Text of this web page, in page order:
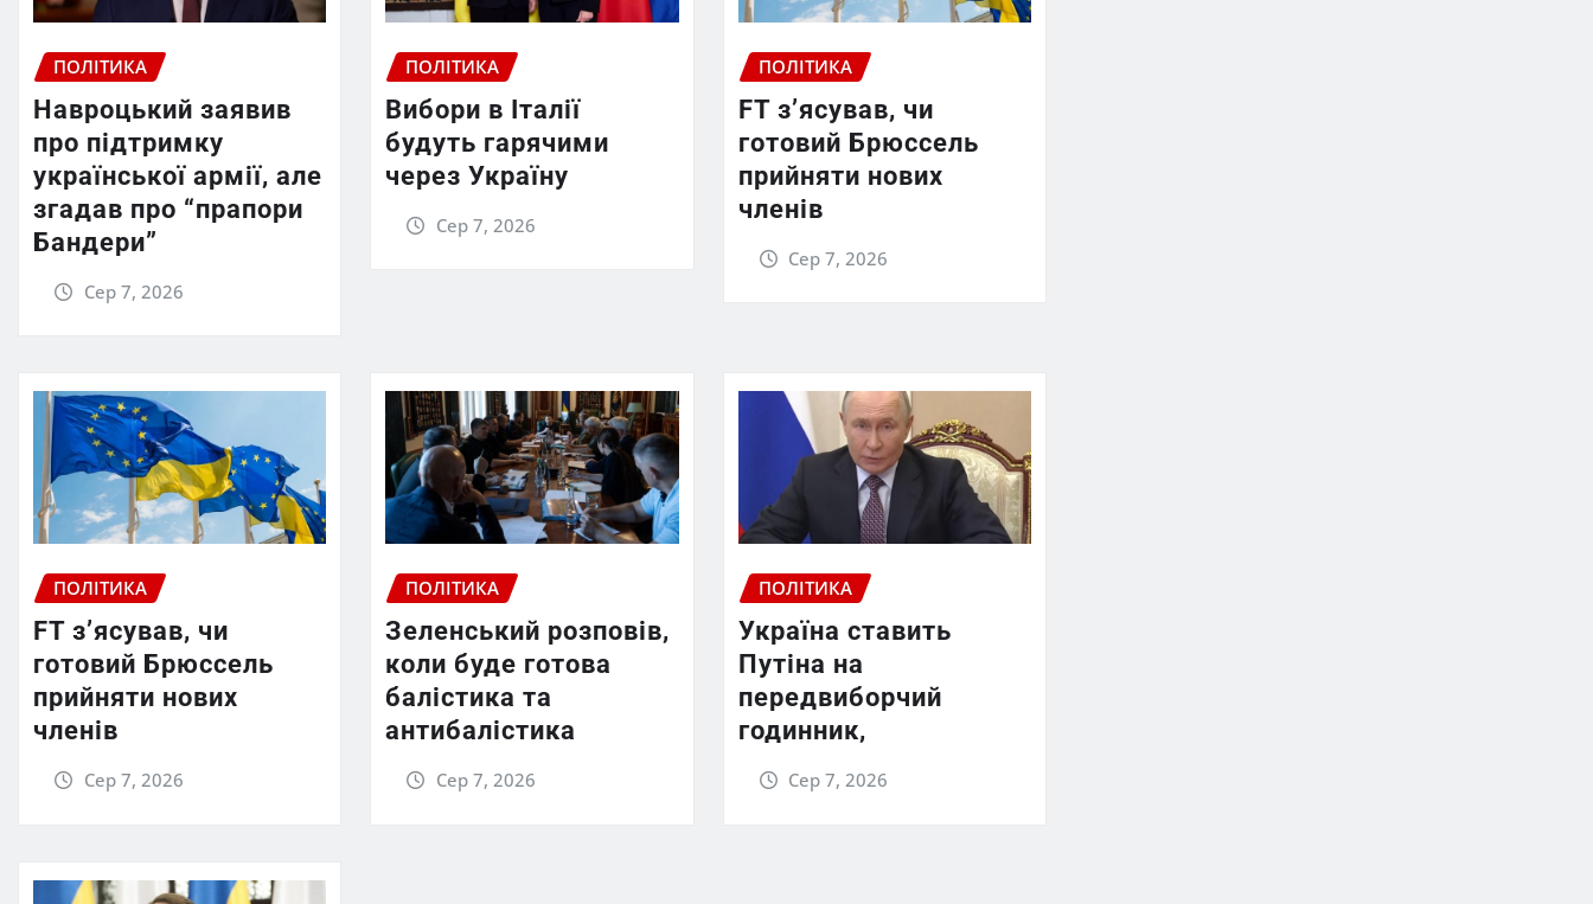
ПОЛІТИКА
Навроцький заявив
про підтримку
української армії, але
згадав про “прапори
Бандери”
Сер 7, 2026
ПОЛІТИКА
Вибори в Італії
будуть гарячими
через Україну
Сер 7, 2026
ПОЛІТИКА
FT зʼясував, чи
готовий Брюссель
прийняти нових
членів
Сер 7, 2026
ПОЛІТИКА
FT зʼясував, чи
готовий Брюссель
прийняти нових
членів
Сер 7, 2026
ПОЛІТИКА
Зеленський розповів,
коли буде готова
балістика та
антибалістика
Сер 7, 2026
ПОЛІТИКА
Україна ставить
Путіна на
передвиборчий
годинник,
Сер 7, 2026